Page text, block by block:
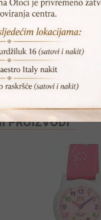
PROIZVODI